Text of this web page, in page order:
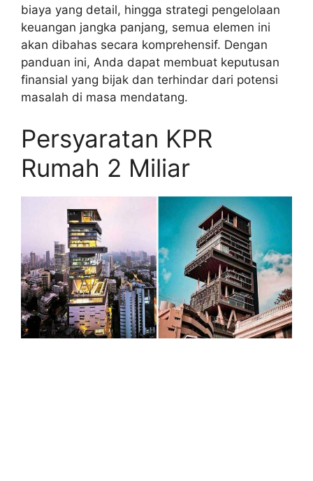
biaya yang detail, hingga strategi pengelolaan
keuangan jangka panjang, semua elemen ini
akan dibahas secara komprehensif. Dengan
panduan ini, Anda dapat membuat keputusan
finansial yang bijak dan terhindar dari potensi
masalah di masa mendatang.
Persyaratan KPR
Rumah 2 Miliar